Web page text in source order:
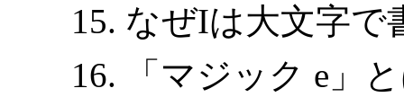
15. なぜIは大文字で
16. 「マジック e」